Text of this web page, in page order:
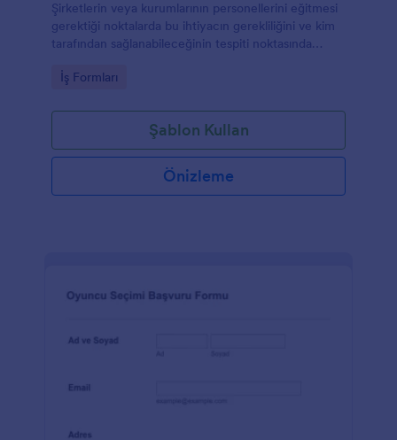
Şirketlerin veya kurumlarının personellerini eğitmesi
gerektiği noktalarda bu ihtiyacın gerekliliğini ve kim
tarafından sağlanabileceğinin tespiti noktasında
Go to Category:
İş Formları
Şablon Kullan
Önizleme